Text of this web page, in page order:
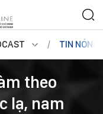
TIN NÓNG
theo
lạ, nam